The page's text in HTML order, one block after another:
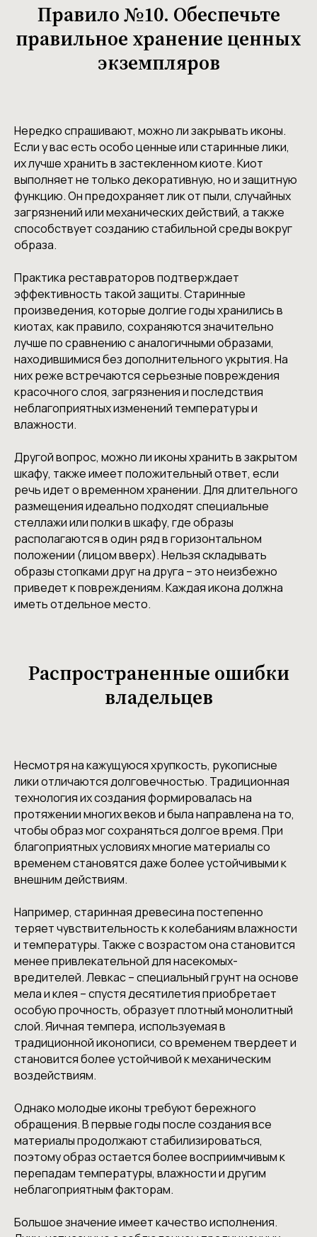
Правило №10. Обеспечьте
правильное хранение ценных
экземпляров
Нередко спрашивают, можно ли закрывать иконы.
Если у вас есть особо ценные или старинные лики,
их лучше хранить в застекленном киоте. Киот
выполняет не только декоративную, но и защитную
функцию. Он предохраняет лик от пыли, случайных
загрязнений или механических действий, а также
способствует созданию стабильной среды вокруг
образа.
Практика реставраторов подтверждает
эффективность такой защиты. Старинные
произведения, которые долгие годы хранились в
киотах, как правило, сохраняются значительно
лучше по сравнению с аналогичными образами,
находившимися без дополнительного укрытия. На
них реже встречаются серьезные повреждения
красочного слоя, загрязнения и последствия
неблагоприятных изменений температуры и
влажности.
Другой вопрос, можно ли иконы хранить в закрытом
шкафу, также имеет положительный ответ, если
речь идет о временном хранении. Для длительного
размещения идеально подходят специальные
стеллажи или полки в шкафу, где образы
располагаются в один ряд в горизонтальном
положении (лицом вверх). Нельзя складывать
образы стопками друг на друга – это неизбежно
приведет к повреждениям. Каждая икона должна
иметь отдельное место.
Распространенные ошибки
владельцев
Несмотря на кажущуюся хрупкость, рукописные
лики отличаются долговечностью. Традиционная
технология их создания формировалась на
протяжении многих веков и была направлена на то,
чтобы образ мог сохраняться долгое время. При
благоприятных условиях многие материалы со
временем становятся даже более устойчивыми к
внешним действиям.
Например, старинная древесина постепенно
теряет чувствительность к колебаниям влажности
и температуры. Также с возрастом она становится
менее привлекательной для насекомых-
вредителей. Левкас – специальный грунт на основе
мела и клея – спустя десятилетия приобретает
особую прочность, образует плотный монолитный
слой. Яичная темпера, используемая в
традиционной иконописи, со временем твердеет и
становится более устойчивой к механическим
воздействиям.
Однако молодые иконы требуют бережного
обращения. В первые годы после создания все
материалы продолжают стабилизироваться,
поэтому образ остается более восприимчивым к
перепадам температуры, влажности и другим
неблагоприятным факторам.
Большое значение имеет качество исполнения.